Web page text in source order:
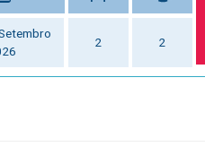
2 2